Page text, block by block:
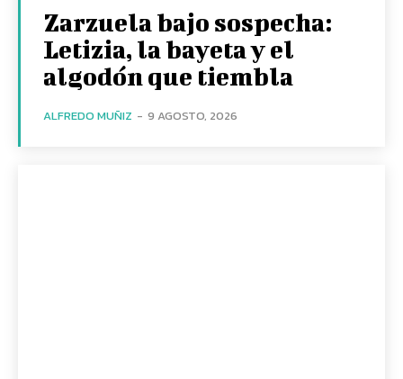
Zarzuela bajo sospecha:
Letizia, la bayeta y el
algodón que tiembla
ALFREDO MUÑIZ - 9 AGOSTO, 2026